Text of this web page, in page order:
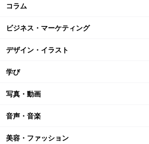
コラム
ビジネス・マーケティング
デザイン・イラスト
学び
写真・動画
音声・音楽
美容・ファッション